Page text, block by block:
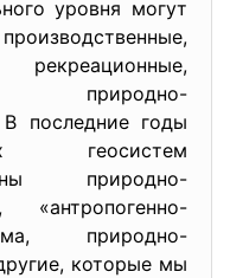
уровня могут
природно-
В последние годы
геосистем
природно-
«антропогенно-
природно-
которые мы